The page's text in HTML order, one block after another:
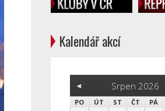
Kalendář akcí
Srpen 2026
PO ÚT ST ČT PÁ